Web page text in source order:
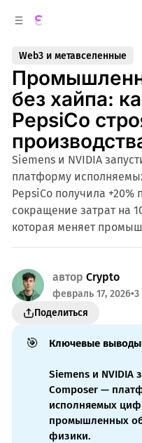
Web3 и метавселенные
без хайпа:
PepsiCo
Siemens и NVIDIA
платформу
PepsiCo получила +20%
сокращение затрат на
которая меняет
автор Crypto
февраль 17, 2026•3
Поделиться
🎯 Ключевые выводы
Siemens и NVIDIA
Composer —
исполняемых
промышленных
физики.